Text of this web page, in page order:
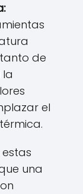
de
la
el
estas
una